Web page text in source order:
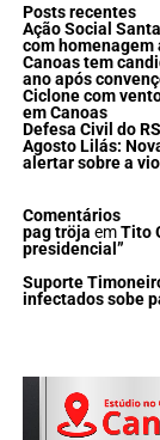
Posts recentes
Ação Social
com homenagem
Canoas tem
ano após
Ciclone com
em Canoas
Defesa Civil do
Agosto Lilás:
alertar sobre a
Comentários
pag tröja emTito
presidencial”
Suporte
infectados sobe